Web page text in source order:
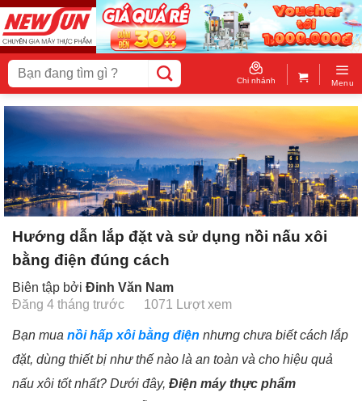
Skip
to
content
Tìm
kiếm:
Chi nhánh Menu
Hướng dẫn lắp đặt và sử dụng nồi nấu xôi
bằng điện đúng cách
Biên tập bởi Đinh Văn Nam
Đăng 4 tháng trước
1071 Lượt xem
Bạn mua nồi hấp xôi bằng điện nhưng chưa biết cách lắp
đặt, dùng thiết bị như thế nào là an toàn và cho hiệu quả
nấu xôi tốt nhất? Dưới đây, Điện máy thực phẩm